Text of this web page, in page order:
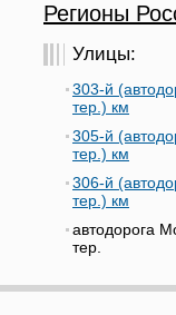
Регионы
Улицы:
303-й
тер.) км
305-й
тер.) км
306-й
тер.) км
автодорога
тер.